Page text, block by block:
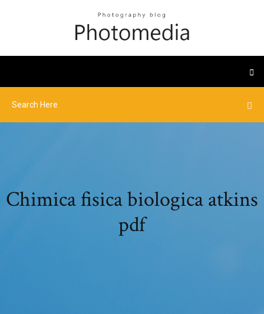
Chimica fisica biologica atkins
pdf